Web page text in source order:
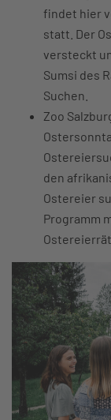
findet hier
statt. Der
versteckt
Sumsi des
Suchen.
Zoo
den
Ostereier
Programm